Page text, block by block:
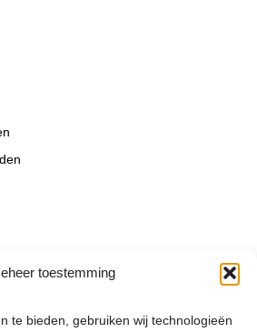
toestemming
te bieden, gebruiken wij technologieën